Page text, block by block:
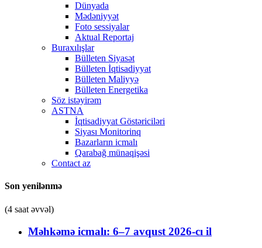
Dünyada
Mədəniyyət
Foto sessiyalar
Aktual Reportaj
Buraxılışlar
Bülleten Siyasət
Bülleten İqtisadiyyat
Bülleten Maliyyə
Bülleten Energetika
Söz istəyirəm
ASTNA
İqtisadiyyat Göstəriciləri
Siyası Monitorinq
Bazarların icmalı
Qarabağ münaqişəsi
Contact az
Son yenilənmə
(4 saat əvvəl)
Məhkəmə icmalı: 6–7 avqust 2026-cı il